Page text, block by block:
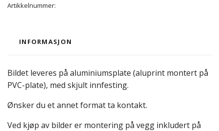
Artikkelnummer:
INFORMASJON
Bildet leveres på aluminiumsplate (aluprint montert på
PVC-plate), med skjult innfesting.
Ønsker du et annet format ta kontakt.
Ved kjøp av bilder er montering på vegg inkludert på